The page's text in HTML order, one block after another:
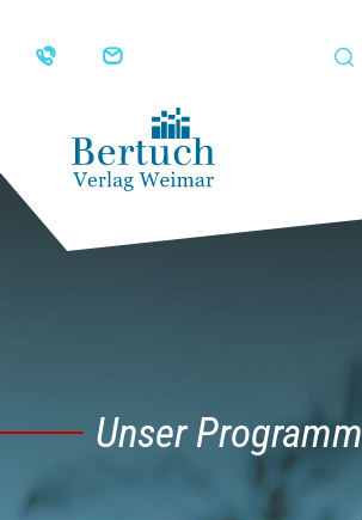
Unser Programm